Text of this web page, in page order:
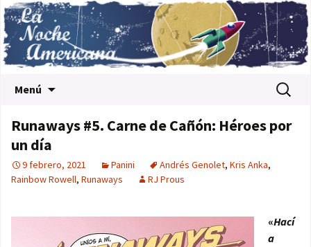
Menú Buscar:
Runaways #5. Carne de Cañón: Héroes por
un día
9 febrero, 2021 Panini Andrés Genolet, Kris Anka,
Rainbow Rowell, Runaways RJ Prous
«Hací
a